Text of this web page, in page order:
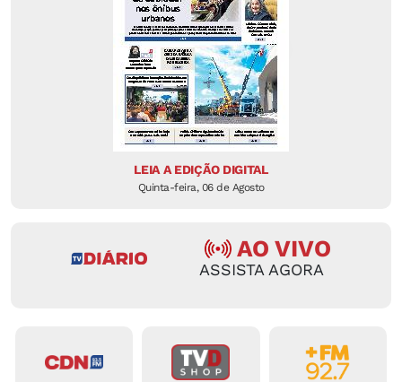
LEIA A EDIÇÃO DIGITAL
Quinta-feira, 06 de Agosto
AO VIVO
ASSISTA AGORA